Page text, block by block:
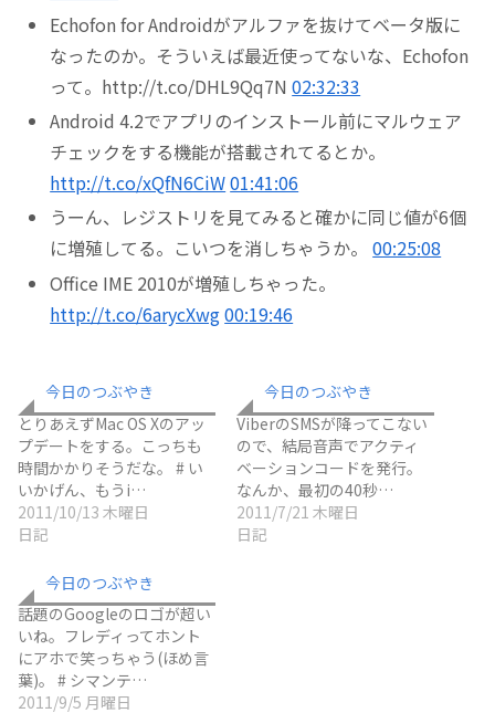
Echofon for Androidがアルファを抜けてベータ版に
なったのか。そういえば最近使ってないな、Echofon
って。http://t.co/DHL9Qq7N02:32:33
Android 4.2でアプリのインストール前にマルウェア
チェックをする機能が搭載されてるとか。
http://t.co/xQfN6CiW01:41:06
うーん、レジストリを見てみると確かに同じ値が6個
に増殖してる。こいつを消しちゃうか。00:25:08
Office IME 2010が増殖しちゃった。
http://t.co/6arycXwg00:19:46
今日のつぶやき
とりあえずMac OS Xのアッ
プデートをする。こっちも
時間かかりそうだな。 # い
いかげん、もうi…
2011/10/13 木曜日
日記
今日のつぶやき
ViberのSMSが降ってこない
ので、結局音声でアクティ
ベーションコードを発行。
なんか、最初の40秒…
2011/7/21 木曜日
日記
今日のつぶやき
話題のGoogleのロゴが超い
いね。フレディってホント
にアホで笑っちゃう(ほめ言
葉)。 # シマンテ…
2011/9/5 月曜日